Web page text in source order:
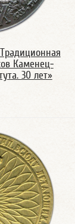
Каменец-
30 лет»